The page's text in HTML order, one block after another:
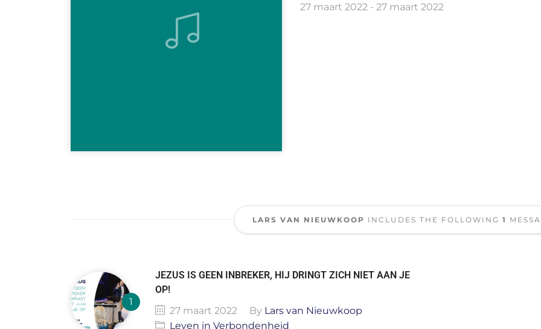
27 maart 2022 - 27 maart 2022
LARS VAN NIEUWKOOP INCLUDES THE FOLLOWING 1
JEZUS IS GEEN INBREKER, HIJ DRINGT ZICH NIET AAN JE
OP!
27 maart 2022
By Lars van Nieuwkoop
Leven in Verbondenheid